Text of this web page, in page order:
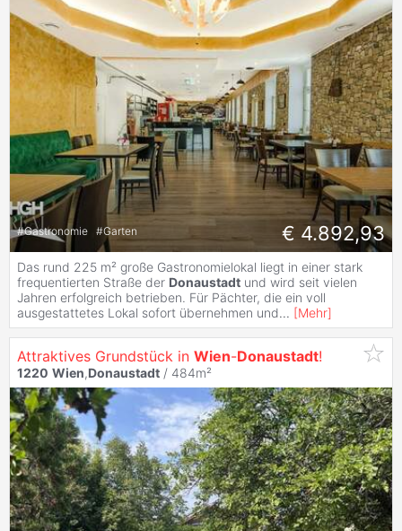
#Gastronomie #Garten € 4.892,93
Das rund 225 m² große Gastronomielokal liegt in einer stark
frequentierten Straße der Donaustadt und wird seit vielen
Jahren erfolgreich betrieben. Für Pächter, die ein voll
ausgestattetes Lokal sofort übernehmen und... [Mehr]
Attraktives Grundstück in Wien-Donaustadt!
1220 Wien,Donaustadt / 484m²